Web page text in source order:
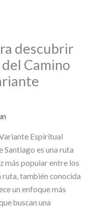
descubrir
Camino
Espiritual
Santiago es una ruta
más popular entre los
ruta, también conocida
un enfoque más
buscan una